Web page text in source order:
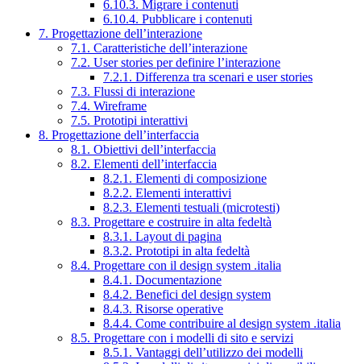
6.10.3. Migrare i contenuti
6.10.4. Pubblicare i contenuti
7. Progettazione dell’interazione
7.1. Caratteristiche dell’interazione
7.2. User stories per definire l’interazione
7.2.1. Differenza tra scenari e user stories
7.3. Flussi di interazione
7.4. Wireframe
7.5. Prototipi interattivi
8. Progettazione dell’interfaccia
8.1. Obiettivi dell’interfaccia
8.2. Elementi dell’interfaccia
8.2.1. Elementi di composizione
8.2.2. Elementi interattivi
8.2.3. Elementi testuali (microtesti)
8.3. Progettare e costruire in alta fedeltà
8.3.1. Layout di pagina
8.3.2. Prototipi in alta fedeltà
8.4. Progettare con il design system .italia
8.4.1. Documentazione
8.4.2. Benefici del design system
8.4.3. Risorse operative
8.4.4. Come contribuire al design system .italia
8.5. Progettare con i modelli di sito e servizi
8.5.1. Vantaggi dell’utilizzo dei modelli